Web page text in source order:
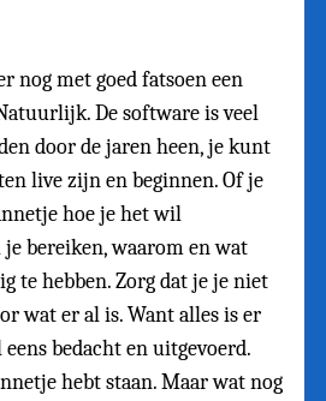
nog met goed fatsoen een
De software is veel
door de jaren heen, je kunt
live zijn en beginnen. Of je
hoe je het wil
bereiken, waarom en wat
te hebben. Zorg dat je je niet
wat er al is. Want alles is er
bedacht en uitgevoerd.
hebt staan. Maar wat nog